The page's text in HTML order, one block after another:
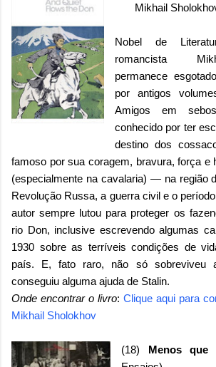
Mikhail
Nobel de
romancista
permanece
por antigos
Amigos em
conhecido por ter
destino dos
famoso por sua coragem, bravura, força e
(especialmente na cavalaria) —na região
Revolução Russa, a guerra civil e o
autor sempre lutou para proteger os
rio Don, inclusive escrevendo algumas
1930 sobre as terríveis condições de
país. E, fato raro, não só sobreviveu
conseguiu alguma ajuda de Stalin.
Onde encontrar o livro: Clique aqui para
Mikhail Sholokhov
(18) Menos que